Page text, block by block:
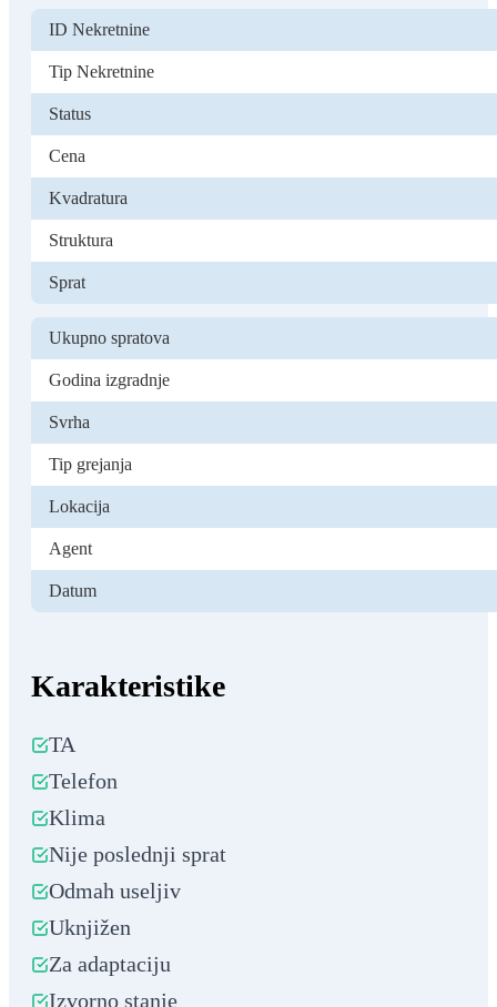
ID Nekretnine
Tip Nekretnine
Status
Cena
Kvadratura
Struktura
Sprat
Ukupno spratova
Godina izgradnje
Svrha
Tip grejanja
Lokacija
Agent
Datum
Karakteristike
TA
Telefon
Klima
Nije poslednji sprat
Odmah useljiv
Uknjižen
Za adaptaciju
Izvorno stanje